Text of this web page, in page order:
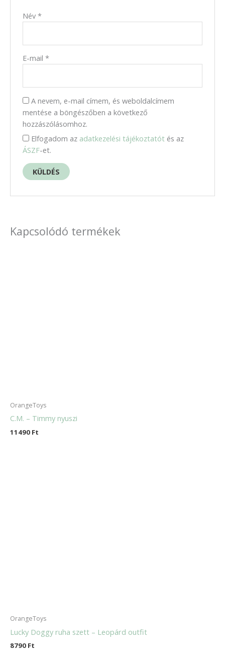
Név*
E-mail*
A nevem, e-mail címem, és weboldalcímem
mentése a böngészőben a következő
hozzászólásomhoz.
Elfogadom az adatkezelési tájékoztatót és az
ÁSZF-et.
Kapcsolódó termékek
OrangeToys
C.M. – Timmy nyuszi
11490 Ft
OrangeToys
Lucky Doggy ruha szett – Leopárd outfit
8790 Ft